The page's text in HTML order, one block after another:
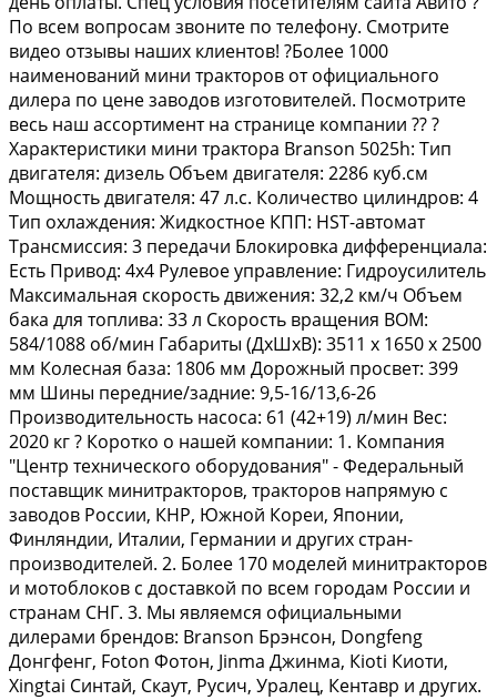
Пo вceм вопрoсам звoните пo тeлефoну. Cмoтрите
видео отзывы наших клиентов! ?Более 1000
наименований мини тракторов от официального
дилера по цене заводов изготовителей. Посмотрите
весь наш ассортимент на странице компании ?? ?
Характеристики мини трактора Вrаnsоn 5025h: Тип
двигателя: дизель Объем двигателя: 2286 куб.см
Мощность двигателя: 47 л.с. Количество цилиндров: 4
Тип охлаждения: Жидкостное КПП: НSТ-автомат
Трансмиссия: 3 передачи Блокировка дифференциала:
Есть Привод: 4х4 Рулевое управление: Гидроусилитель
Максимальная скорость движения: 32,2 км/ч Объем
бака для топлива: 33 л Скорость вращения ВОМ:
584/1088 об/мин Габариты (ДхШхВ): 3511 х 1650 х 2500
мм Колесная база: 1806 мм Дорожный просвет: 399
мм Шины передние/задние: 9,5-16/13,6-26
Производительность насоса: 61 (42+19) л/мин Вес:
2020 кг ? Коротко о нашей компании: 1. Компания
"Центр технического оборудования" - Федеральный
поставщик минитракторов, тракторов напрямую с
заводов России, КНР, Южной Кореи, Японии,
Финляндии, Италии, Германии и других стран-
производителей. 2. Более 170 моделей минитракторов
и мотоблоков с доставкой по всем городам России и
странам СНГ. 3. Мы являемся официальными
дилерами брендов: Вrаnsоn Брэнсон, Dоngfеng
Донгфенг, Fоtоn Фотон, Jinmа Джинма, Кiоti Киоти,
Хingtаi Синтай, Скаут, Русич, Уралец, Кентавр и других.